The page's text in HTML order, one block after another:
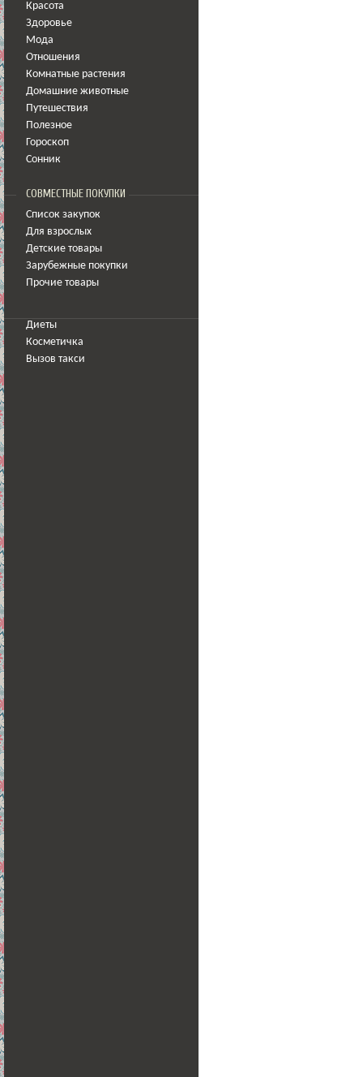
Красота
Здоровье
Мода
Отношения
Комнатные растения
Домашние животные
Путешествия
Полезное
Гороскоп
Сонник
СОВМЕСТНЫЕ ПОКУПКИ
Список закупок
Для взрослых
Детские товары
Зарубежные покупки
Прочие товары
Диеты
Косметичка
Вызов такси